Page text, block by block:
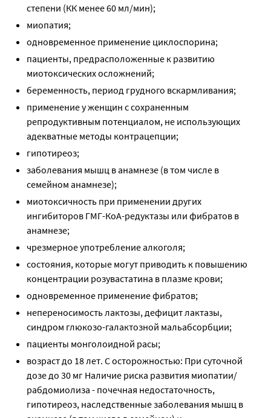
степени (КК менее 60 мл/мин);
миопатия;
одновременное применение циклоспорина;
пациенты, предрасположенные к развитию
миотоксических осложнений;
беременность, период грудного вскармливания;
применение у женщин с сохраненным
репродуктивным потенциалом, не использующих
адекватные методы контрацепции;
гипотиреоз;
заболевания мышц в анамнезе (в том числе в
семейном анамнезе);
миотоксичность при применении других
ингибиторов ГМГ-КоА-редуктазы или фибратов в
анамнезе;
чрезмерное употребление алкоголя;
состояния, которые могут приводить к повышению
концентрации розувастатина в плазме крови;
одновременное применение фибратов;
непереносимость лактозы, дефицит лактазы,
синдром глюкозо-галактозной мальабсорбции;
пациенты монголоидной расы;
возраст до 18 лет. С осторожностью: При суточной
дозе до 30 мг Наличие риска развития миопатии/
рабдомиолиза - почечная недостаточность,
гипотиреоз, наследственные заболевания мышц в